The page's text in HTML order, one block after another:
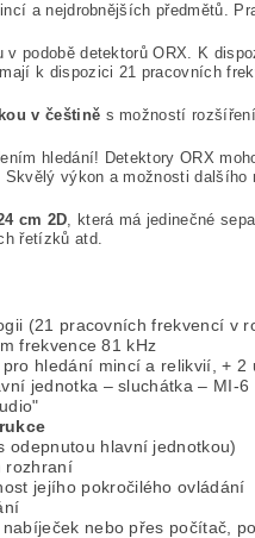
a nejdrobnějších předmětů.
podobě detektorů ORX. K
k dispozici 21 pracovních
v češtině s možností
hledání! Detektory ORX
výkon a možnosti dalšího
cm 2D, která má jedinečné
řetízků atd.
(21 pracovních frekvencí v
frekvence 81 kHz
hledání mincí a relikvií, + 2
jednotka – sluchátka – MI-6
odepnutou hlavní jednotkou)
rozhraní
jejího pokročilého ovládání
nebo přes počítač,